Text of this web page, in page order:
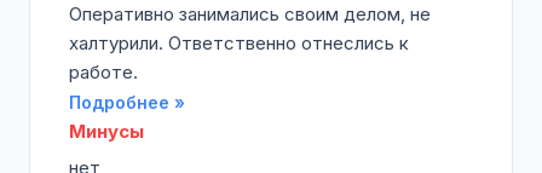
Оперативно занимались своим делом, не
халтурили. Ответственно отнеслись к
работе.
Подробнее »
Минусы
нет